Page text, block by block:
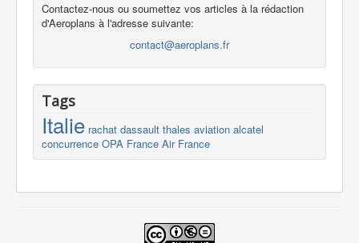
Contactez-nous ou soumettez vos articles à la rédaction
d'Aeroplans à l'adresse suivante:
contact@aeroplans.fr
Tags
Italie rachat dassault thales aviation alcatel
concurrence OPA France Air France